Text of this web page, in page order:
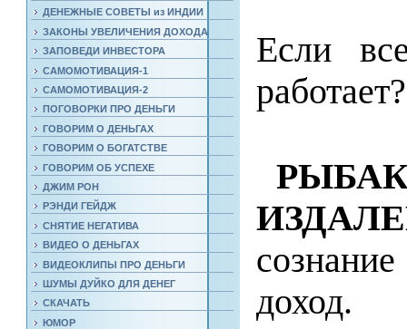
ДЕНЕЖНЫЕ СОВЕТЫ из ИНДИИ
ЗАКОНЫ УВЕЛИЧЕНИЯ ДОХОДА
ЗАПОВЕДИ ИНВЕСТОРА
САМОМОТИВАЦИЯ-1
САМОМОТИВАЦИЯ-2
ПОГОВОРКИ ПРО ДЕНЬГИ
ГОВОРИМ О ДЕНЬГАХ
ГОВОРИМ О БОГАТСТВЕ
ГОВОРИМ ОБ УСПЕХЕ
ДЖИМ РОН
РЭНДИ ГЕЙДЖ
СНЯТИЕ НЕГАТИВА
ВИДЕО О ДЕНЬГАХ
ВИДЕОКЛИПЫ ПРО ДЕНЬГИ
ШУМЫ ДУЙКО ДЛЯ ДЕНЕГ
СКАЧАТЬ
ЮМОР
Если
доход.